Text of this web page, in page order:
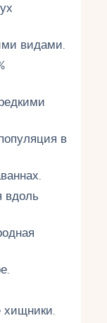
видами.
в
вдоль